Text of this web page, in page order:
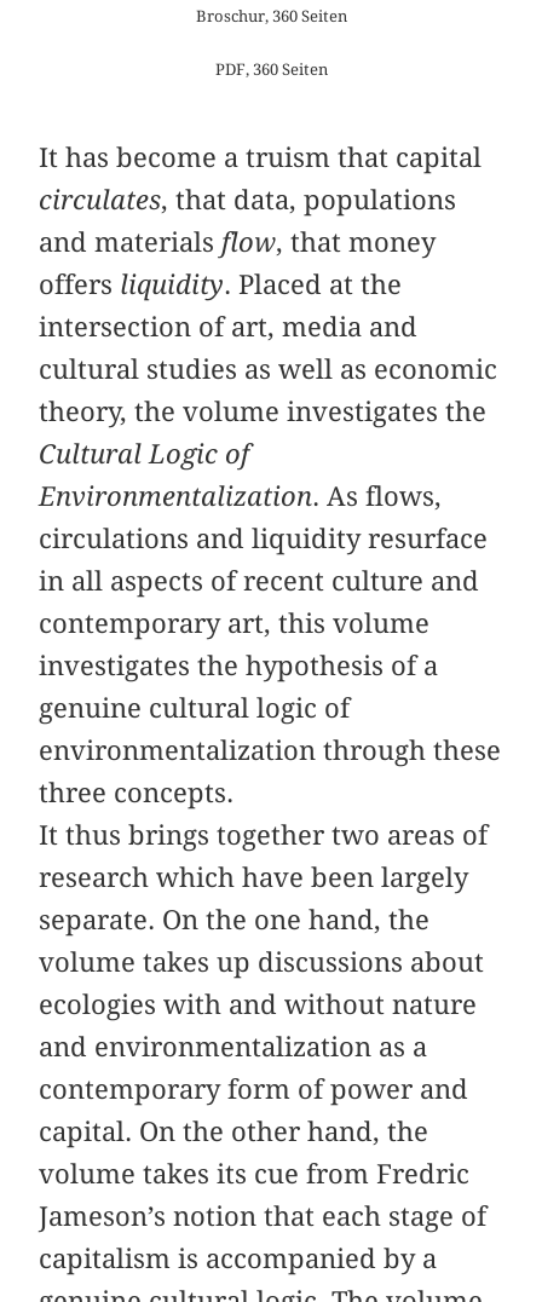
Broschur, 360 Seiten
PDF, 360 Seiten
It has become a truism that capital
circulates, that data, populations
and materials flow, that money
offers liquidity. Placed at the
intersection of art, media and
cultural studies as well as economic
theory, the volume investigates the
Cultural Logic of
Environmentalization. As flows,
circulations and liquidity resurface
in all aspects of recent culture and
contemporary art, this volume
investigates the hypothesis of a
genuine cultural logic of
environmentalization through these
three concepts.
It thus brings together two areas of
research which have been largely
separate. On the one hand, the
volume takes up discussions about
ecologies with and without nature
and environmentalization as a
contemporary form of power and
capital. On the other hand, the
volume takes its cue from Fredric
Jameson’s notion that each stage of
capitalism is accompanied by a